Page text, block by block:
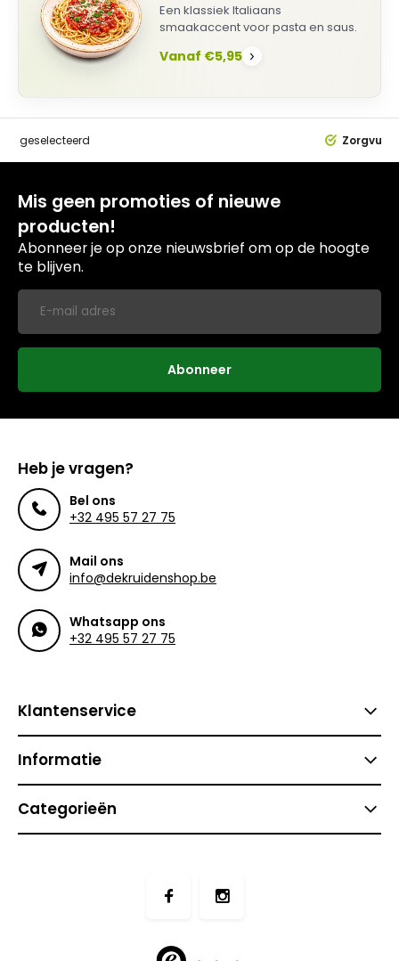
Een klassiek Italiaans
smaakaccent voor pasta en saus.
Vanaf €5,95 ›
geselecteerd
Mis geen promoties of nieuwe
producten!
Abonneer je op onze nieuwsbrief om op de hoogte
te blijven.
Abonneer
Heb je vragen?
Bel ons
+32 495 57 27 75
Mail ons
info@dekruidenshop.be
Whatsapp ons
+32 495 57 27 75
Klantenservice
Informatie
Categorieën